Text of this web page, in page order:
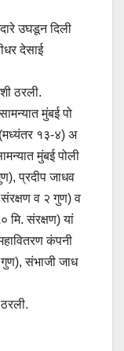
उघडून दिली
देसाई
ठरली.
मुंबई पो
१३-४) अ
मुंबई पोली
प्रदीप जाधव
व २ गुण) व
संरक्षण) यां
कंपनी
संभाजी जाध